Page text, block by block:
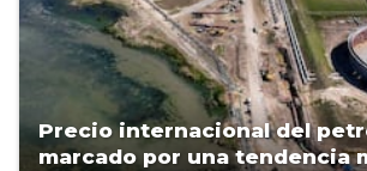
Precio internacional del
marcado por una tendencia